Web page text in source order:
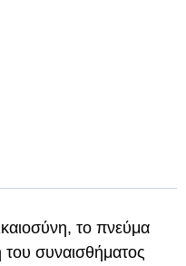
το πνεύμα
του συναισθήματος